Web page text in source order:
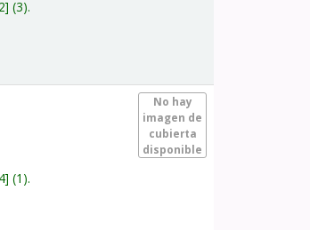
(3).
No hay
imagen de
cubierta
disponible
(1).